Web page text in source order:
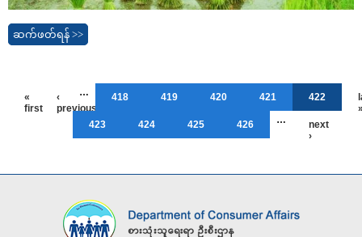
ဆက်ဖတ်ရန် >>
«
first
‹
previous
… 418 419 420 421 422
423 424 425 426 …
next
›